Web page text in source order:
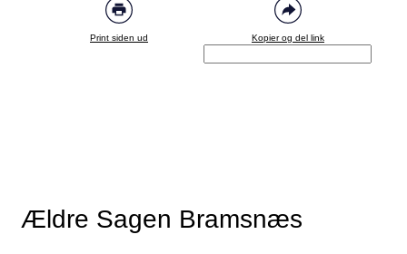
Print siden ud Kopier og del link
Ældre Sagen Bramsnæs